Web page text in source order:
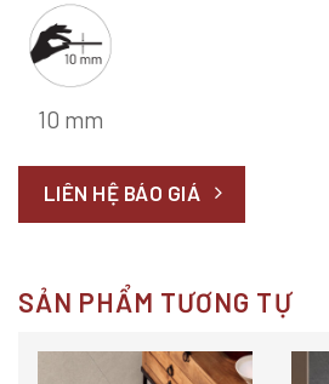
10 mm
LIÊN HỆ BÁO GIÁ
SẢN PHẨM TƯƠNG TỰ